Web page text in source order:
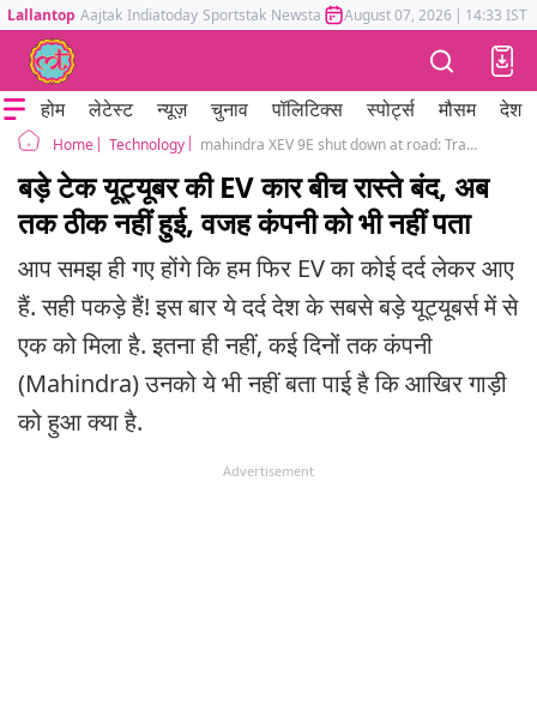
Lallantop Aajtak Indiatoday Sportstak Newstak Mumbai Tak Astrotak
August 07, 2026 | 14:33 IST
होम लेटेस्ट न्यूज़ चुनाव पॉलिटिक्स स्पोर्ट्स मौसम देश
Home Technology mahindra XEV 9E shut down at road: Trakin Tech Arun Prabhudesai post
बड़े टेक यूट्यूबर की EV कार बीच रास्ते बंद, अब
तक ठीक नहीं हुई, वजह कंपनी को भी नहीं पता
आप समझ ही गए होंगे कि हम फिर EV का कोई दर्द लेकर आए
हैं. सही पकड़े हैं! इस बार ये दर्द देश के सबसे बड़े यूट्यूबर्स में से
एक को मिला है. इतना ही नहीं, कई दिनों तक कंपनी
(Mahindra) उनको ये भी नहीं बता पाई है कि आखिर गाड़ी
को हुआ क्या है.
Advertisement